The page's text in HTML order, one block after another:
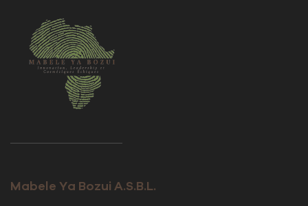
Mabele Ya Bozui A.S.B.L.